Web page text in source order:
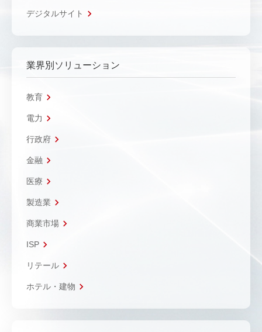
デジタルサイト
業界別ソリューション
教育
電力
行政府
金融
医療
製造業
商業市場
ISP
リテール
ホテル・建物